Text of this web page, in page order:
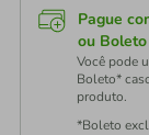
Pague
ou Boleto
Você pode
Boleto*
produto.
*Boleto